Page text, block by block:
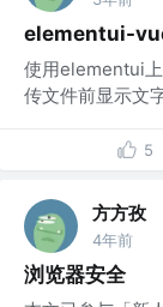
elementui-
使用elementui
传文件前显示文
5
方方孜
4年前
浏览器安全